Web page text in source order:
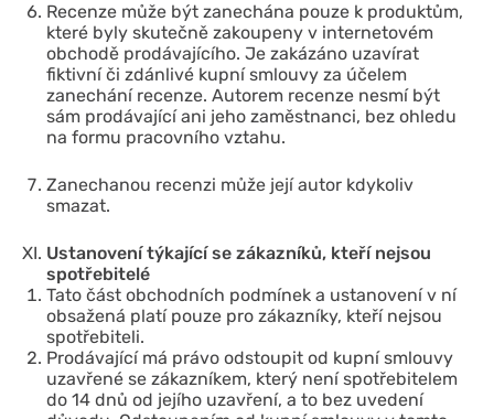
Recenze může být zanechána pouze k produktům,
které byly skutečně zakoupeny v internetovém
obchodě prodávajícího. Je zakázáno uzavírat
fiktivní či zdánlivé kupní smlouvy za účelem
zanechání recenze. Autorem recenze nesmí být
sám prodávající ani jeho zaměstnanci, bez ohledu
na formu pracovního vztahu.
Zanechanou recenzi může její autor kdykoliv
smazat.
Ustanovení týkající se zákazníků, kteří nejsou
spotřebitelé
Tato část obchodních podmínek a ustanovení v ní
obsažená platí pouze pro zákazníky, kteří nejsou
spotřebiteli.
Prodávající má právo odstoupit od kupní smlouvy
uzavřené se zákazníkem, který není spotřebitelem
do 14 dnů od jejího uzavření, a to bez uvedení